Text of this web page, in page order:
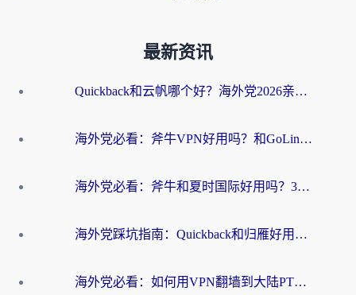
最新资讯
Quickback和云帆哪个好？海外党2026亲测指南：选对加速器大陆工具，无缝刷国内剧玩国服
海外党必看：斧牛VPN好用吗？和GoLinkVPN对比哪个回国效果更好？
海外党必看：斧牛和夏时国际好用吗？3步选对回国加速器，无缝刷国内资源
海外党踩坑指南：Quickback和归雁好用吗？选对加速器才能无缝刷国内资源
海外党必看：如何用VPN翻墙到大陆PTT？一篇解决你所有回国加速痛点